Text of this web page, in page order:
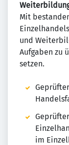
Mit
und
Aufgaben zu
setzen.
im